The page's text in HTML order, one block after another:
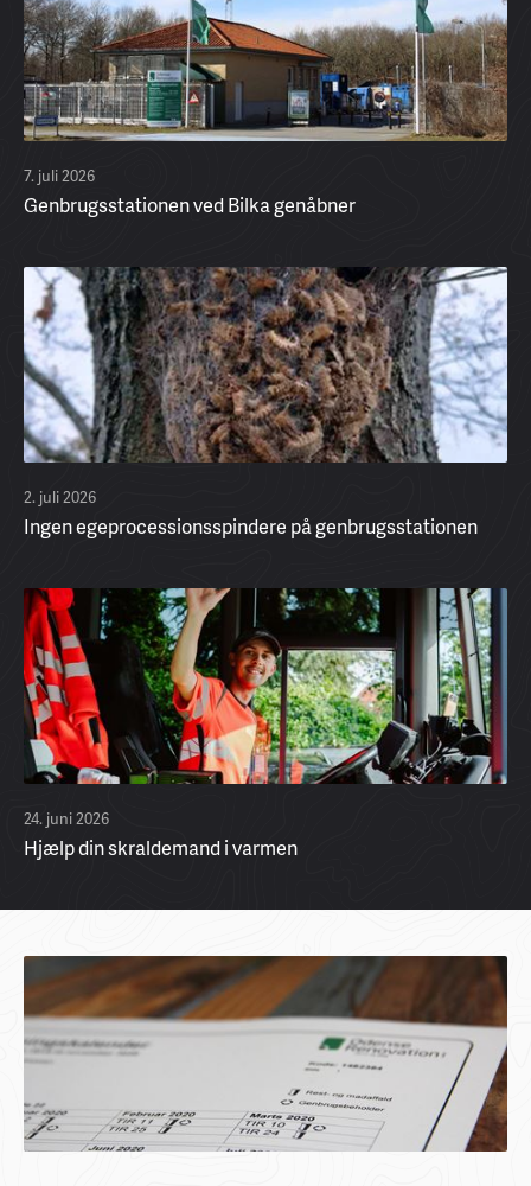
7. juli 2026
Genbrugsstationen ved Bilka genåbner
2. juli 2026
Ingen egeprocessionsspindere på genbrugsstationen
24. juni 2026
Hjælp din skraldemand i varmen